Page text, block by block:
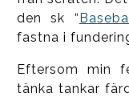
den sk “
fastna i
Eftersom min
tänka tankar